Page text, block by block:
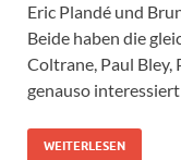
Eric Plandé und
Beide haben die
Coltrane, Paul
genauso
WEITERLESEN